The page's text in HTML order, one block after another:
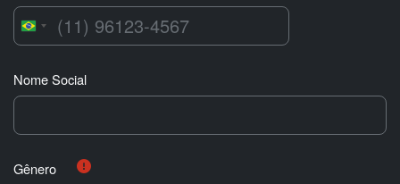
Brasil
+55
Nome Social
Gênero